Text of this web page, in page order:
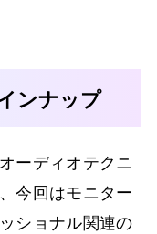
ンナップ
ーディオテクニ
今回はモニター
ショナル関連の